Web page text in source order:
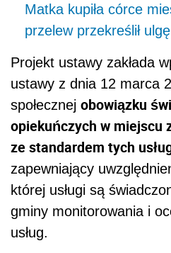
Matka kupiła córce
przelew przekreślił ulgę
Projekt ustawy zakłada
ustawy z dnia 12 marca
społecznej obowiązku
opiekuńczych w miejscu
ze standardem tych
zapewniający
której usługi są
gminy monitorowania i
usług.